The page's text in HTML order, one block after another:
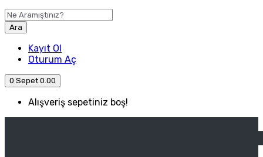
Ara
Kayıt Ol
Oturum Aç
0 Sepet 0.00
Alışveriş sepetiniz boş!